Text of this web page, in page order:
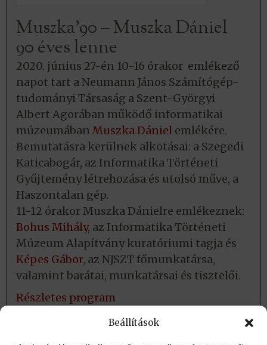
Beállítások
Muszka’90 – Muszka Dániel
90 éves lenne
2020. június 27-én 10-16 órakor emlékező
napot tart a Neumann János Számítógép-
tudományi Társaság a Szent-Györgyi
Albert Agorában működő informatikai
múzeumában Muszka Dániel emlékére.
Bemutatásra kerülnek alkotásai: a Szegedi
Katicabogár, az Informatika Történeti
Gyűjtemény létrehozása és utolsó műve, a
Haszontalan gép.
11-12 órakor Muszka Dánielre emlékeznek:
Bohus Mihály, az Informatika Történeti
Múzeum Alapítvány kuratóriumi tagja és
Képes Gábor, az NJSZT főmunkatársa,
valamint barátai, munkatársai és tisztelői.
Részletes program
Helyszín: Szent-Györgyi Albert Agóra,